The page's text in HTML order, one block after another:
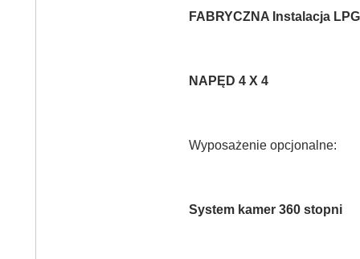
FABRYCZNA Instalacja LPG
NAPĘD 4 X 4
Wyposażenie opcjonalne:
System kamer 360 stopni